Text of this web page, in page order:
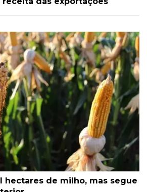
hectares de milho, mas segue